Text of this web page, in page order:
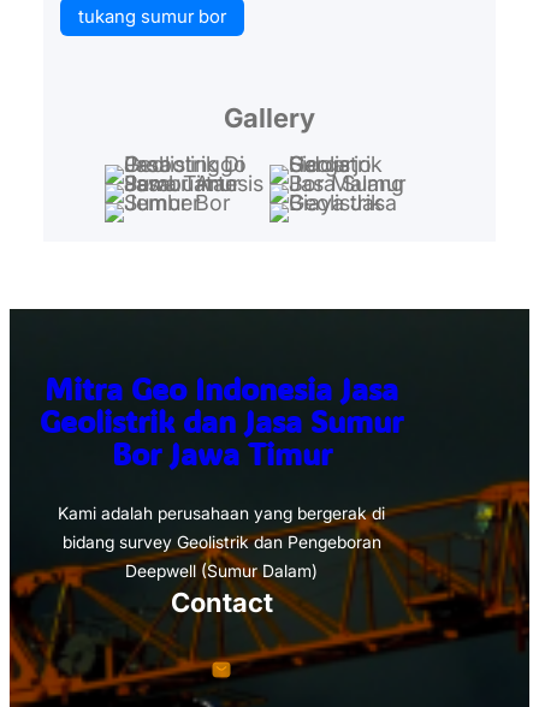
tukang sumur bor
Gallery
Mitra Geo Indonesia Jasa
Geolistrik dan Jasa Sumur
Bor Jawa Timur
Kami adalah perusahaan yang bergerak di
bidang survey Geolistrik dan Pengeboran
Deepwell (Sumur Dalam)
Contact